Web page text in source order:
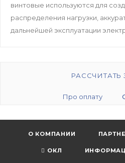
винтовые используются для
распределения нагрузки,
дальнейшей эксплуатации
РАССЧИТАТЬ
Про оплату
О КОМПАНИИ
ОКЛ